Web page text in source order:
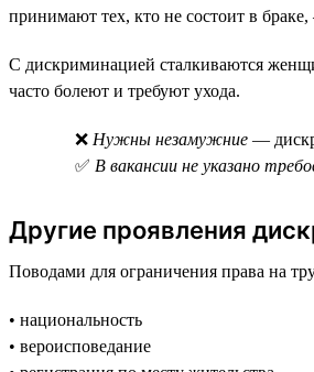
принимают тех, кто не состоит в
С дискриминацией сталкиваются
часто болеют и требуют ухода.
❌ Нужны незамужние —
✅ В вакансии не указано
Другие проявления
Поводами для ограничения права на
• национальность
• вероисповедание